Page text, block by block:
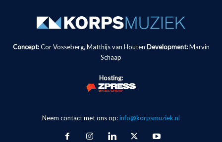
Concept:Cor Vosseberg, Matthijs van Houten Development: Marvin
Schaap
Hosting:
Neem contact met ons op:info@korpsmuziek.nl